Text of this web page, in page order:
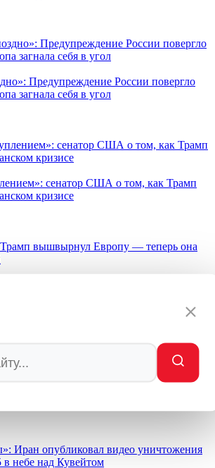
Предупреждение России повергло
загнала себя в угол
сенатор США о том, как Трамп
кризисе
Иран разорвал «железный купол» и